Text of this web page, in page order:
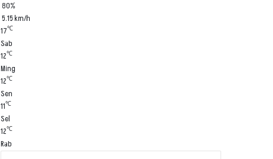
80%
5.15 km/h
17℃
Sab
12℃
Ming
12℃
Sen
11℃
Sel
12℃
Rab